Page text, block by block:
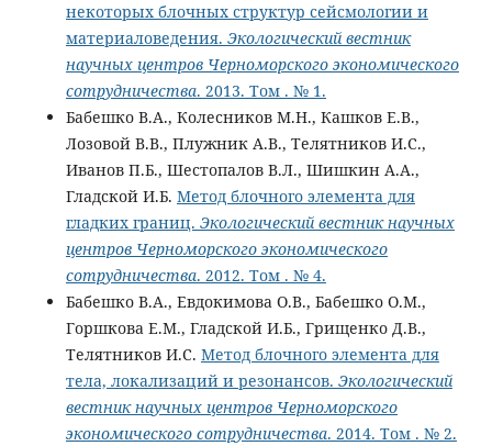
некоторых блочных структур сейсмологии и
материаловедения. Экологический вестник
научных центров Черноморского экономического
сотрудничества. 2013. Том . № 1.
Бабешко В.А., Колесников М.Н., Кашков Е.В.,
Лозовой В.В., Плужник А.В., Телятников И.С.,
Иванов П.Б., Шестопалов В.Л., Шишкин А.А.,
Гладской И.Б. Метод блочного элемента для
гладких границ. Экологический вестник научных
центров Черноморского экономического
сотрудничества. 2012. Том . № 4.
Бабешко В.А., Евдокимова О.В., Бабешко О.М.,
Горшкова Е.М., Гладской И.Б., Грищенко Д.В.,
Телятников И.С. Метод блочного элемента для
тела, локализаций и резонансов. Экологический
вестник научных центров Черноморского
экономического сотрудничества. 2014. Том . № 2.